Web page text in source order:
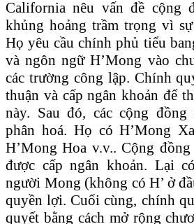
California nêu vấn đề cộng
khủng hoảng trầm trọng vì
Họ yêu cầu chính phủ tiểu
và ngôn ngữ H’Mong vào
các trường công lập. Chính
thuận và cấp ngân khoản để
này. Sau đó, các cộng
phân hoá. Họ có H’Mong
H’Mong Hoa v.v.. Cộng
được cấp ngân khoản. Lại
người Mong (không có H’ ở
quyền lợi. Cuối cùng, chính
quyết bằng cách mở rộng